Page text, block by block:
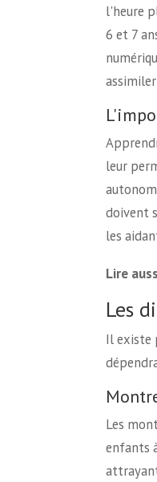
l'heure
6 et 7
leur
doivent
les
Lire
Les
Il existe
Les
enfants